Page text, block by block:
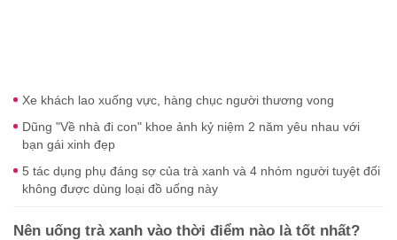
Xe khách lao xuống vực, hàng chục người thương vong
Dũng "Về nhà đi con" khoe ảnh kỷ niệm 2 năm yêu nhau với
bạn gái xinh đẹp
5 tác dụng phụ đáng sợ của trà xanh và 4 nhóm người tuyệt đối
không được dùng loại đồ uống này
Nên uống trà xanh vào thời điểm nào là tốt nhất?